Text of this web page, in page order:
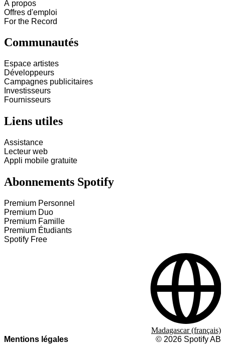
À propos
Offres d'emploi
For the Record
Communautés
Espace artistes
Développeurs
Campagnes publicitaires
Investisseurs
Fournisseurs
Liens utiles
Assistance
Lecteur web
Appli mobile gratuite
Abonnements Spotify
Premium Personnel
Premium Duo
Premium Famille
Premium Étudiants
Spotify Free
Mentions légales © 2026 Spotify AB
Madagascar (français)